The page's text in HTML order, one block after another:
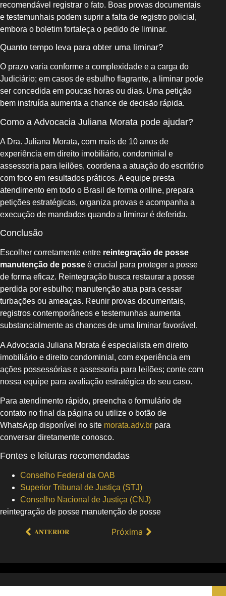
recomendável registrar o fato. Boas provas documentais
e testemunhais podem suprir a falta de registro policial,
embora o boletim fortaleça o pedido de liminar.
Quanto tempo leva para obter uma liminar?
O prazo varia conforme a complexidade e a carga do
Judiciário; em casos de esbulho flagrante, a liminar pode
ser concedida em poucas horas ou dias. Uma petição
bem instruída aumenta a chance de decisão rápida.
Como a Advocacia Juliana Morata pode ajudar?
A Dra. Juliana Morata, com mais de 10 anos de
experiência em direito imobiliário, condominial e
assessoria para leilões, coordena a atuação do escritório
com foco em resultados práticos. A equipe presta
atendimento em todo o Brasil de forma online, prepara
petições estratégicas, organiza provas e acompanha a
execução de mandados quando a liminar é deferida.
Conclusão
Escolher corretamente entre reintegração de posse
manutenção de posse é crucial para proteger a posse
de forma eficaz. Reintegração busca restaurar a posse
perdida por esbulho; manutenção atua para cessar
turbações ou ameaças. Reunir provas documentais,
registros contemporâneos e testemunhas aumenta
substancialmente as chances de uma liminar favorável.
A Advocacia Juliana Morata é especialista em direito
imobiliário e direito condominial, com experiência em
ações possessórias e assessoria para leilões; conte com
nossa equipe para avaliação estratégica do seu caso.
Para atendimento rápido, preencha o formulário de
contato no final da página ou utilize o botão de
WhatsApp disponível no site morata.adv.br para
conversar diretamente conosco.
Fontes e leituras recomendadas
Conselho Federal da OAB
Superior Tribunal de Justiça (STJ)
Conselho Nacional de Justiça (CNJ)
reintegração de posse manutenção de posse
ANTERIOR Próxima